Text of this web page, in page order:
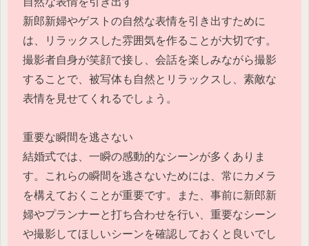
新郎新婦やゲストの自然な表情を引き出すために
は、リラックスした雰囲気を作ることが大切です。
撮影者自身が笑顔で接し、会話を楽しみながら撮影
することで、被写体も自然とリラックスし、素敵な
表情を見せてくれるでしょう。
重要な瞬間を逃さない
結婚式では、一瞬の感動的なシーンが多くありま
す。これらの瞬間を逃さないためには、常にカメラ
を構えておくことが重要です。また、事前に新郎新
婦やプランナーと打ち合わせを行い、重要なシーン
や撮影してほしいシーンを確認しておくと良いでし